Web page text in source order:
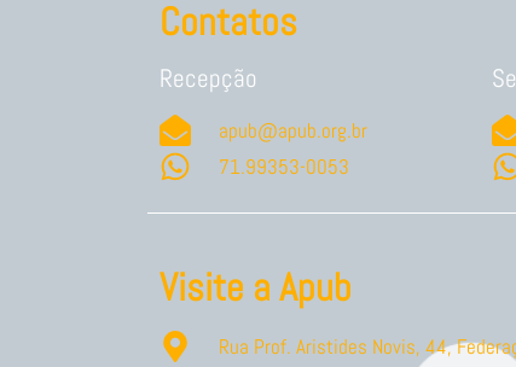
Contatos
Recepção
apub@apub.org.br
71.99353-0053
Visite a Apub
Rua Prof. Aristides Novis, 44,